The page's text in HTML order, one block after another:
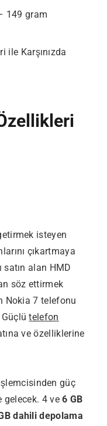
149 gram
ile Karşınızda
isteyen
çıkartmaya
satın alan HMD
söz ettirmek
Nokia 7 telefonu
Güçlütelefon
ve özelliklerine
güç
gelecek. 4 ve6 GB
dahili depolama